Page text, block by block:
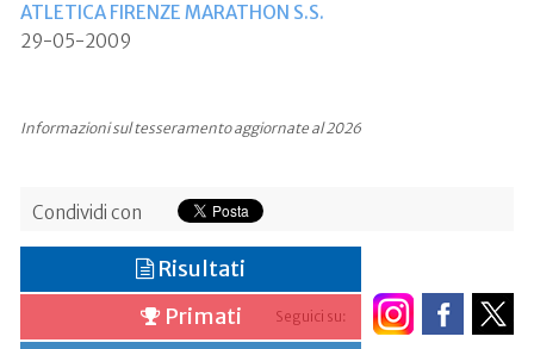
ATLETICA FIRENZE MARATHON S.S.
29-05-2009
Informazioni sul tesseramento aggiornate al 2026
Condividi con
Seguici su:
Risultati
Primati